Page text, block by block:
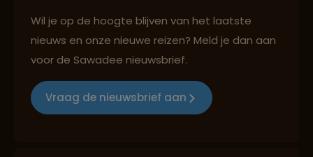
Groepsreizen mét indivuele vrijheid
Wil je op de hoogte blijven van het laatste
nieuws en onze nieuwe reizen? Meld je dan aan
voor de Sawadee nieuwsbrief.
Vraag de nieuwsbrief aan